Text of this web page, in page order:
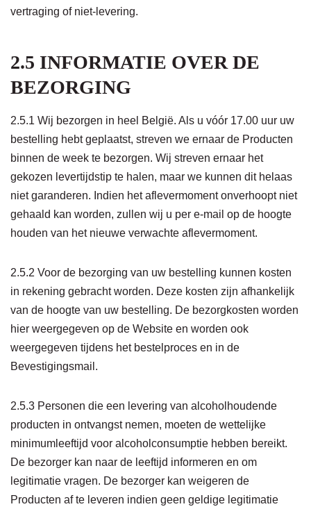
vertraging of niet-levering.
2.5 INFORMATIE OVER DE
BEZORGING
2.5.1 Wij bezorgen in heel België. Als u vóór 17.00 uur uw
bestelling hebt geplaatst, streven we ernaar de Producten
binnen de week te bezorgen. Wij streven ernaar het
gekozen levertijdstip te halen, maar we kunnen dit helaas
niet garanderen. Indien het aflevermoment onverhoopt niet
gehaald kan worden, zullen wij u per e-mail op de hoogte
houden van het nieuwe verwachte aflevermoment.
2.5.2 Voor de bezorging van uw bestelling kunnen kosten
in rekening gebracht worden. Deze kosten zijn afhankelijk
van de hoogte van uw bestelling. De bezorgkosten worden
hier weergegeven op de Website en worden ook
weergegeven tijdens het bestelproces en in de
Bevestigingsmail.
2.5.3 Personen die een levering van alcoholhoudende
producten in ontvangst nemen, moeten de wettelijke
minimumleeftijd voor alcoholconsumptie hebben bereikt.
De bezorger kan naar de leeftijd informeren en om
legitimatie vragen. De bezorger kan weigeren de
Producten af te leveren indien geen geldige legitimatie